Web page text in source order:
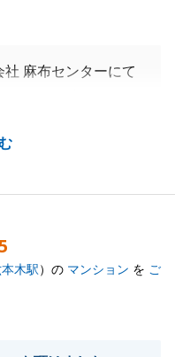
麻布センターにて
来店いただき、購入
せを頂戴いたしまし
も東急グループに対
契約予定であったた
ましたが、お取引に
木駅）の マンション を ご